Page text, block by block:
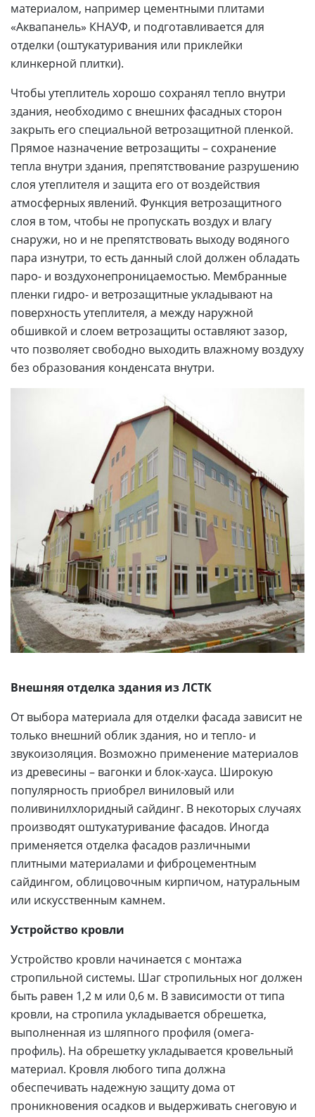
материалом, например цементными плитами
«Аквапанель» КНАУФ, и подготавливается для
отделки (оштукатуривания или приклейки
клинкерной плитки).
Чтобы утеплитель хорошо сохранял тепло внутри
здания, необходимо с внешних фасадных сторон
закрыть его специальной ветрозащитной пленкой.
Прямое назначение ветрозащиты – сохранение
тепла внутри здания, препятствование разрушению
слоя утеплителя и защита его от воздействия
атмосферных явлений. Функция ветрозащитного
слоя в том, чтобы не пропускать воздух и влагу
снаружи, но и не препятствовать выходу водяного
пара изнутри, то есть данный слой должен обладать
паро- и воздухонепроницаемостью. Мембранные
пленки гидро- и ветрозащитные укладывают на
поверхность утеплителя, а между наружной
обшивкой и слоем ветрозащиты оставляют зазор,
что позволяет свободно выходить влажному воздуху
без образования конденсата внутри.
Внешняя отделка здания из ЛСТК
От выбора материала для отделки фасада зависит не
только внешний облик здания, но и тепло- и
звукоизоляция. Возможно применение материалов
из древесины – вагонки и блок-хауса. Широкую
популярность приобрел виниловый или
поливинилхлоридный сайдинг. В некоторых случаях
производят оштукатуривание фасадов. Иногда
применяется отделка фасадов различными
плитными материалами и фиброцементным
сайдингом, облицовочным кирпичом, натуральным
или искусственным камнем.
Устройство кровли
Устройство кровли начинается с монтажа
стропильной системы. Шаг стропильных ног должен
быть равен 1,2 м или 0,6 м. В зависимости от типа
кровли, на стропила укладывается обрешетка,
выполненная из шляпного профиля (омега-
профиль). На обрешетку укладывается кровельный
материал. Кровля любого типа должна
обеспечивать надежную защиту дома от
проникновения осадков и выдерживать снеговую и